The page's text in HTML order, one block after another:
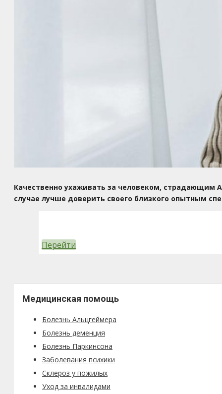
Качественно ухаживать за человеком, страдающим
случае лучше доверить своего близкого опытным
Перейти
Медицинская помощь
Болезнь Альцгеймера
Болезнь деменция
Болезнь Паркинсона
Заболевания психики
Склероз у пожилых
Уход за инвалидами